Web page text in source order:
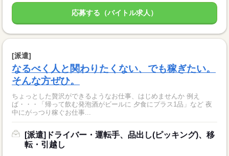
応募する（バイトル求人）
[派遣]
なるべく人と関わりたくない、でも稼ぎたい。
そんな方ぜひ。
ちょっとした贅沢ができるようなお仕事、はじめませんか 例え
ば・・・「帰って飲む発泡酒がビールに 夕食にプラス1品」など 夜
中にがっつり稼ぐお仕事...
[派遣]ドライバー・運転手、品出し(ピッキング)、移
転・引越し